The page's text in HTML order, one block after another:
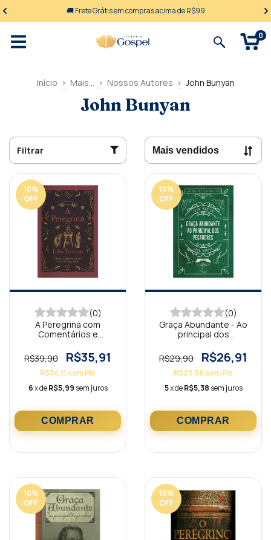
🚚 Frete Grátis em compras acima de R$99
0
Início > Mais... > Nossos Autores > John Bunyan
John Bunyan
Filtrar
10%
OFF
(0)
A Peregrina com
Comentários e
R$39,90
R$35,91
R$34,11 comPix
6x deR$5,99 sem juros
10%
OFF
(0)
Graça Abundante - Ao
principal dos
R$29,90
R$26,91
R$25,56 comPix
5x deR$5,38 sem juros
10%
OFF
10%
OFF